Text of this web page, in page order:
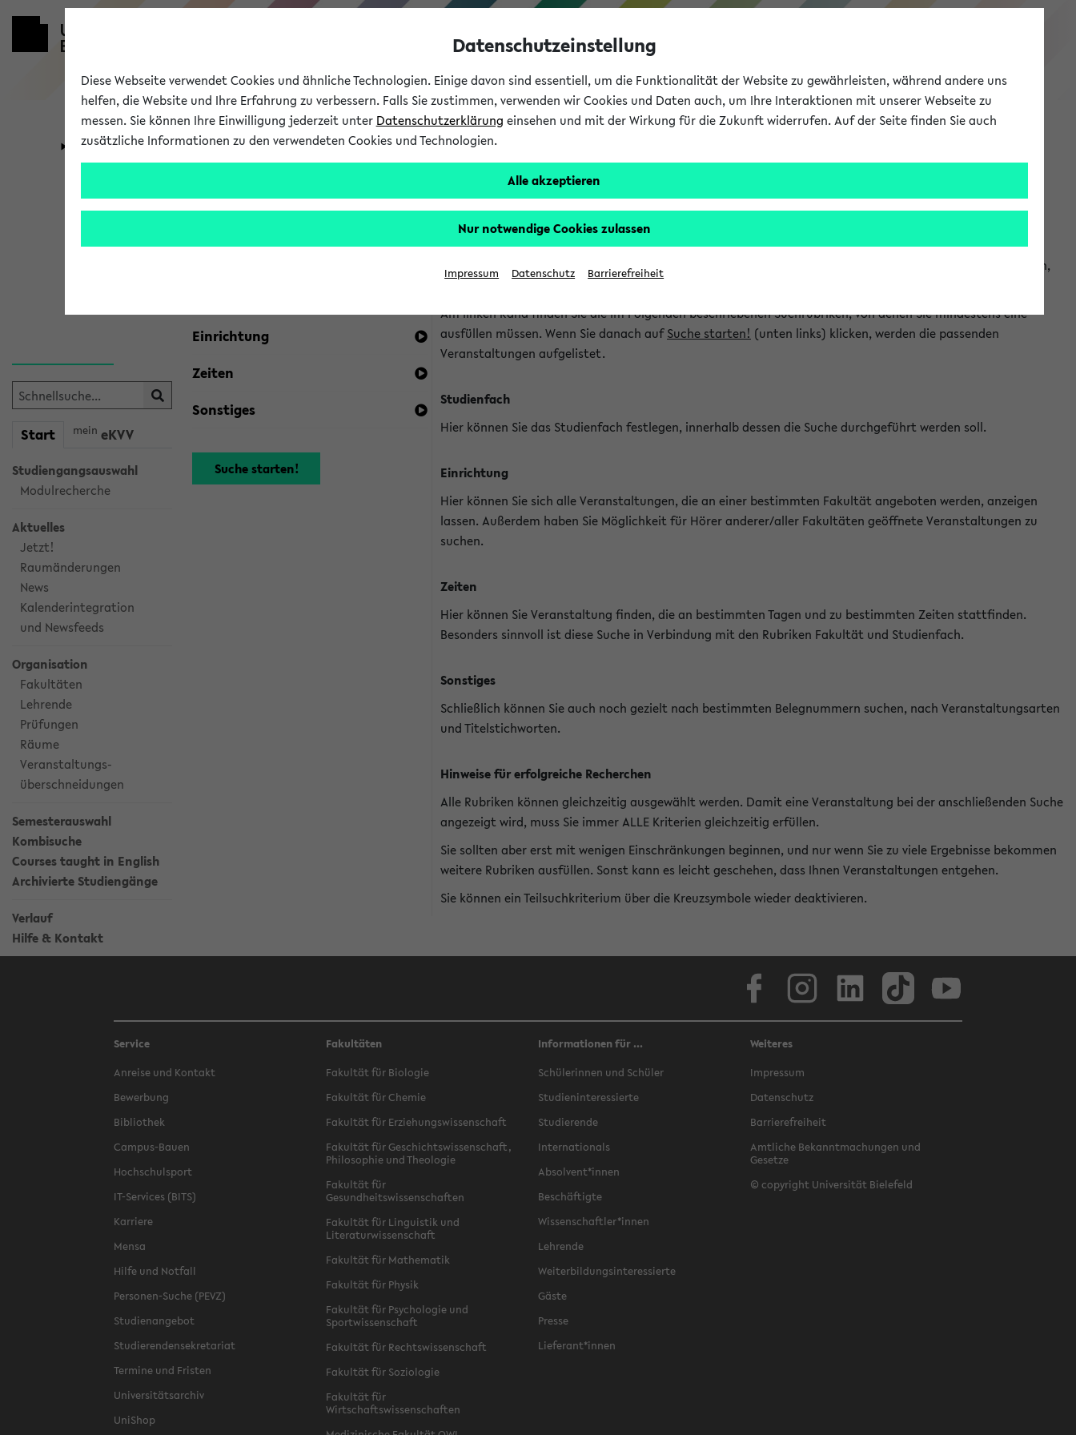
eKVV
Universität Forschung Studium
Start mein eKVV
Studiengangsauswahl
Modulrecherche
Aktuelles
Jetzt!
Raumänderungen
News
Kalenderintegration
und Newsfeeds
Organisation
Fakultäten
Lehrende
Prüfungen
Räume
Veranstaltungs-
überschneidungen
Semesterauswahl
Kombisuche
Courses taught in English
Archivierte Studiengänge
Verlauf
Hilfe & Kontakt
Kombisuche im eKVV
Ihre Suchkriterien:
Einrichtung
Zeiten
Sonstiges
Hinweise zur Kombisuche
Sie können das eKVV nach diversen Kriterien durchsuchen und so gezielt die Veranstaltungen heraussuchen,
die für Sie interessant sind.
Am linken Rand finden Sie die im Folgenden beschriebenen Suchrubriken, von denen Sie mindestens eine
ausfüllen müssen. Wenn Sie danach aufSuche starten! (unten links) klicken, werden die passenden
Veranstaltungen aufgelistet.
Studienfach
Hier können Sie das Studienfach festlegen, innerhalb dessen die Suche durchgeführt werden soll.
Einrichtung
Hier können Sie sich alle Veranstaltungen, die an einer bestimmten Fakultät angeboten werden, anzeigen
lassen. Außerdem haben Sie Möglichkeit für Hörer anderer/aller Fakultäten geöffnete Veranstaltungen zu
suchen.
Zeiten
Hier können Sie Veranstaltung finden, die an bestimmten Tagen und zu bestimmten Zeiten stattfinden.
Besonders sinnvoll ist diese Suche in Verbindung mit den Rubriken Fakultät und Studienfach.
Sonstiges
Schließlich können Sie auch noch gezielt nach bestimmten Belegnummern suchen, nach Veranstaltungsarten
und Titelstichworten.
Hinweise für erfolgreiche Recherchen
Alle Rubriken können gleichzeitig ausgewählt werden. Damit eine Veranstaltung bei der anschließenden Suche
angezeigt wird, muss Sie immer ALLE Kriterien gleichzeitig erfüllen.
Sie sollten aber erst mit wenigen Einschränkungen beginnen, und nur wenn Sie zu viele Ergebnisse bekommen
weitere Rubriken ausfüllen. Sonst kann es leicht geschehen, dass Ihnen Veranstaltungen entgehen.
Sie können ein Teilsuchkriterium über die Kreuzsymbole wieder deaktivieren.
Service
Anreise und Kontakt
Bewerbung
Bibliothek
Campus-Bauen
Hochschulsport
IT-Services (BITS)
Karriere
Mensa
Hilfe und Notfall
Personen-Suche (PEVZ)
Studienangebot
Studierendensekretariat
Termine und Fristen
Universitätsarchiv
UniShop
Fakultäten
Fakultät für Biologie
Fakultät für Chemie
Fakultät für Erziehungswissenschaft
Fakultät für Geschichtswissenschaft,
Philosophie und Theologie
Fakultät für
Gesundheitswissenschaften
Fakultät für Linguistik und
Literaturwissenschaft
Fakultät für Mathematik
Fakultät für Physik
Fakultät für Psychologie und
Sportwissenschaft
Fakultät für Rechtswissenschaft
Fakultät für Soziologie
Fakultät für
Wirtschaftswissenschaften
Informationen für ...
Schülerinnen und Schüler
Studieninteressierte
Studierende
Internationals
Absolvent*innen
Beschäftigte
Wissenschaftler*innen
Lehrende
Weiterbildungsinteressierte
Gäste
Presse
Lieferant*innen
Weiteres
Impressum
Datenschutz
Barrierefreiheit
Amtliche Bekanntmachungen und
Gesetze
© copyright Universität Bielefeld
Datenschutzeinstellung
Diese Webseite verwendet Cookies und ähnliche Technologien. Einige davon sind essentiell, um die Funktionalität der Website zu gewährleisten, während andere uns
helfen, die Website und Ihre Erfahrung zu verbessern. Falls Sie zustimmen, verwenden wir Cookies und Daten auch, um Ihre Interaktionen mit unserer Webseite zu
messen. Sie können Ihre Einwilligung jederzeit unter Datenschutzerklärung einsehen und mit der Wirkung für die Zukunft widerrufen. Auf der Seite finden Sie auch
zusätzliche Informationen zu den verwendeten Cookies und Technologien.
Alle akzeptieren
Nur notwendige Cookies zulassen
Impressum Datenschutz Barrierefreiheit